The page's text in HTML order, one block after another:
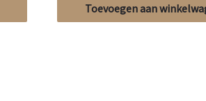
Toevoegen aan